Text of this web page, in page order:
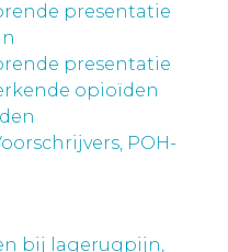
presentatie
presentatie
opioïden
POH-
bij lagerugpijn,